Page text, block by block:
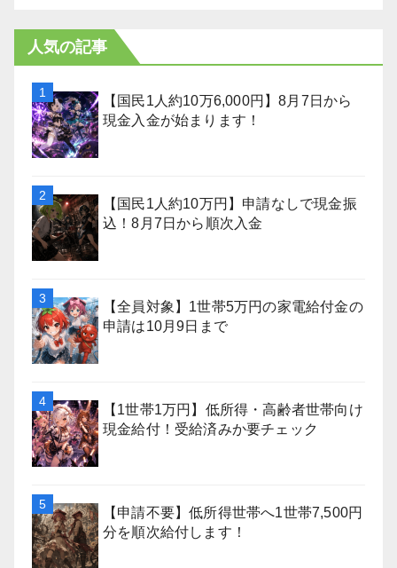
人気の記事
【国民1人約10万6,000円】8月7日から
現金入金が始まります！
【国民1人約10万円】申請なしで現金振
込！8月7日から順次入金
【全員対象】1世帯5万円の家電給付金の
申請は10月9日まで
【1世帯1万円】低所得・高齢者世帯向け
現金給付！受給済みか要チェック
【申請不要】低所得世帯へ1世帯7,500円
分を順次給付します！